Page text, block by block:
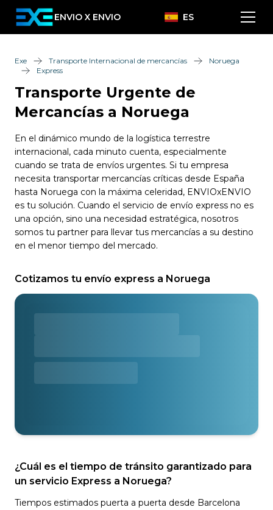
ENVIO X ENVIO ES
Exe Transporte Internacional de mercancías
Noruega
Express
Transporte Urgente de
Mercancías a Noruega
En el dinámico mundo de la logística terrestre
internacional, cada minuto cuenta, especialmente
cuando se trata de envíos urgentes. Si tu empresa
necesita transportar mercancías críticas desde España
hasta Noruega con la máxima celeridad, ENVIOxENVIO
es tu solución. Cuando el servicio de envío express no es
una opción, sino una necesidad estratégica, nosotros
somos tu partner para llevar tus mercancías a su destino
en el menor tiempo del mercado.
Cotizamos tu envío express a Noruega
¿Cuál es el tiempo de tránsito garantizado para
un servicio Express a Noruega?
Tiempos estimados puerta a puerta desde Barcelona